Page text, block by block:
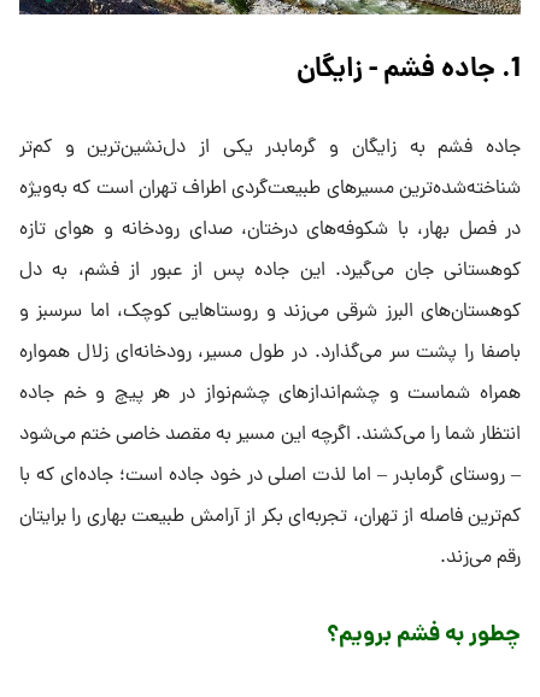
1. جاده فشم - زایگان
جاده فشم به زایگان و گرمابدر یکی از دل‌نشین‌ترین و کم‌تر
شناخته‌شده‌ترین مسیرهای طبیعت‌گردی اطراف تهران است که به‌ویژه
در فصل بهار، با شکوفه‌های درختان، صدای رودخانه و هوای تازه
کوهستانی جان می‌گیرد. این جاده پس از عبور از فشم، به دل
کوهستان‌های البرز شرقی می‌زند و روستاهایی کوچک، اما سرسبز و
باصفا را پشت سر می‌گذارد. در طول مسیر، رودخانه‌ای زلال همواره
همراه شماست و چشم‌اندازهای چشم‌نواز در هر پیچ و خم جاده
انتظار شما را می‌کشند. اگرچه این مسیر به مقصد خاصی ختم می‌شود
– روستای گرمابدر – اما لذت اصلی در خود جاده است؛ جاده‌ای که با
کم‌ترین فاصله از تهران، تجربه‌ای بکر از آرامش طبیعت بهاری را برایتان
رقم می‌زند.
چطور به فشم برویم؟